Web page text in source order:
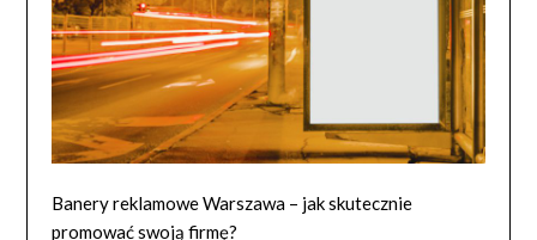
Banery reklamowe Warszawa – jak skutecznie
promować swoją firmę?